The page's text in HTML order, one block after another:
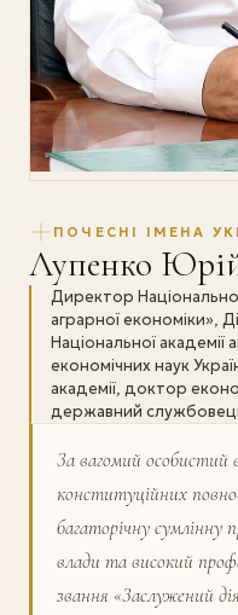
ПОЧЕСНІ ІМЕНА
Лупенко
Директор
аграрної економіки»,
Національної академії
економічних наук
академії, доктор
державний
За вагомий особистий
конституційних
багаторічну сумлінну
влади та високий
звання «Заслужений